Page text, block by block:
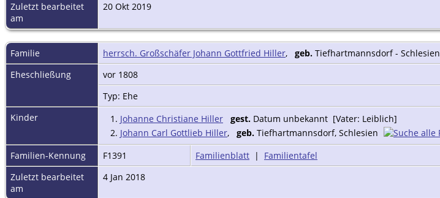
Zuletzt bearbeitet
am
20 Okt 2019
Familie herrsch. Großschäfer Johann Gottfried Hiller, geb. Tiefhartmannsdorf - Schlesien
Eheschließung
vor 1808
Typ: Ehe
Kinder
1. Johanne Christiane Hiller gest. Datum unbekannt [Vater: Leiblich]
2. Johann Carl Gottlieb Hiller, geb. Tiefhartmannsdorf, Schlesien
Familien-Kennung
F1391 Familienblatt | Familientafel
Zuletzt bearbeitet
am
4 Jan 2018